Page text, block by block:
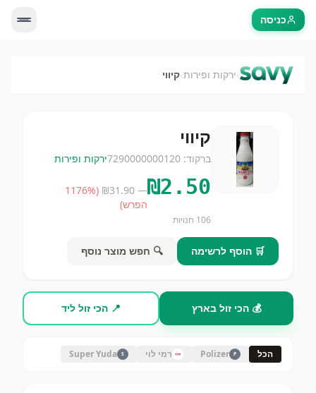
כניסה
›ירקות ופירות›קיווי
קיווי
ברקוד: 7290000000120ירקות ופירות
₪2.50
— ₪
31.90
(
1176%
הפרש)
106 חנויות
🛒 הוסף לרשימה 🔍 חפש מוצר נוסף
💰 הכי זול בארץ 📍 הכי זול ליד
הכל P
Polizer רמי לוי S
Super Yuda